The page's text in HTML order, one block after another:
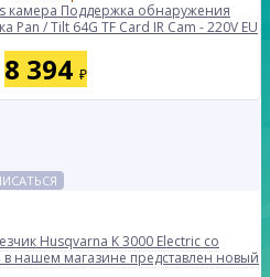
камера Поддержка обнаружения
/ Tilt 64G TF Card IR Cam - 220V EU
8 394 ₽
Husqvarna K 3000 Electric со
в нашем магазине представлен новый